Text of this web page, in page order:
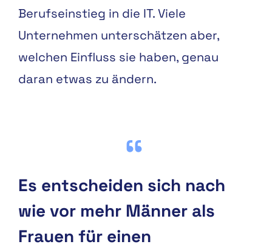
Berufseinstieg in die IT. Viele
Unternehmen unterschätzen aber,
welchen Einfluss sie haben, genau
daran etwas zu ändern.
Es entscheiden sich nach
wie vor mehr Männer als
Frauen für einen